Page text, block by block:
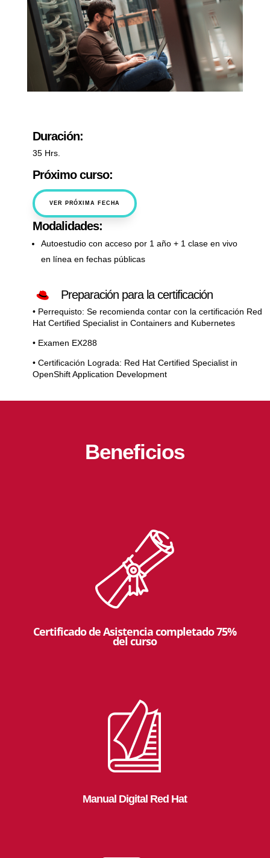
Duración:
35 Hrs.
Próximo curso:
VER PRÓXIMA FECHA
Modalidades:
Autoestudio con acceso por 1 año + 1 clase en vivo
en línea en fechas públicas
Preparación para la certificación
• Perrequisto: Se recomienda contar con la certificación Red
Hat Certified Specialist in Containers and Kubernetes
• Examen EX288
• Certificación Lograda: Red Hat Certified Specialist in
OpenShift Application Development
Beneficios
Certificado de Asistencia completado 75%
del curso
Manual Digital Red Hat